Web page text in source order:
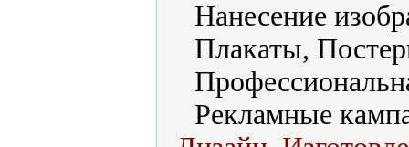
Нанесение
Плакаты,
Рекламные